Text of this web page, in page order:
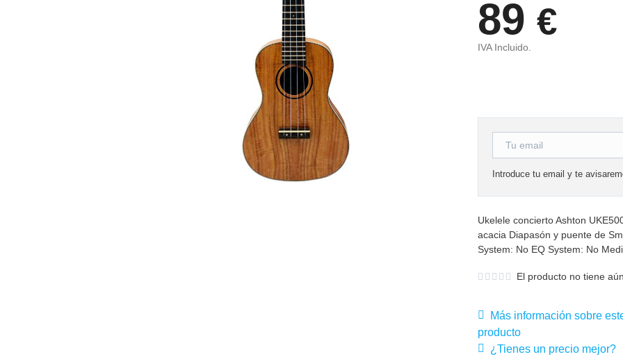
89 €
IVA Incluido.
Introduce tu email y te
Ukelele concierto Ashton
acacia Diapasón y puente de
System: No EQ System: No
El producto no tiene
Más información sobre
producto
¿Tienes un precio mejor?